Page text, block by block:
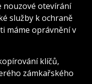
nouzové otevírání
služby k ochraně
máme oprávnění v
klíčů,
zámkařského